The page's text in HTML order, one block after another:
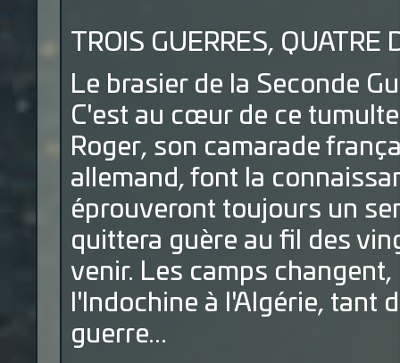
TROIS GUERRES,
Le brasier de la Seconde
C'est au cœur de ce
Roger, son camarade
allemand, font la
éprouveront toujours un
quittera guère au fil des
venir. Les camps
l'Indochine à l'Algérie, tant
guerre...